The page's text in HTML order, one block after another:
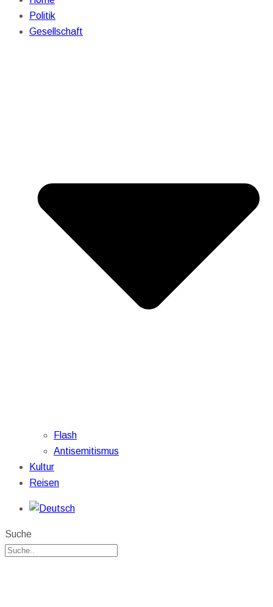
Politik
Gesellschaft
Flash
Antisemitismus
Kultur
Reisen
Suche